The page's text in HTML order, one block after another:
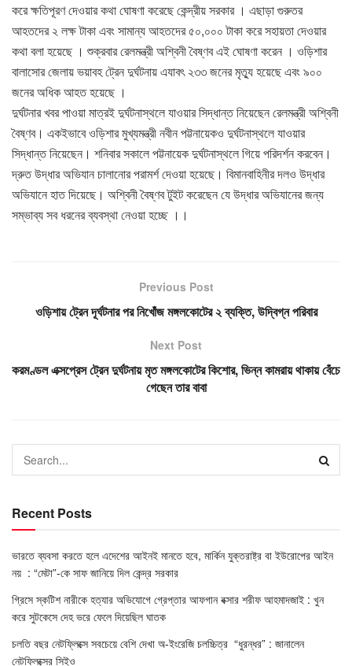
করে ক্ষতিপূরণ দেওয়ার কথা ঘোষণা করেছে কেন্দ্রীয় সরকার । এছাড়া গুরুতর
আহতদের ২ লক্ষ টাকা এবং সামান্য আহতদের ৫০,০০০ টাকা করে সহায়তা দেওয়ার
কথা বলা হয়েছে । শুক্রবার রেলমন্ত্রী অশ্বিনী বৈষ্ণব এই ঘোষণা করেন । ওড়িশার
বালাসোর জেলায় ভয়াবহ ট্রেন দুর্ঘটনায় এযাবৎ ২৩৩ জনের মৃত্যু হয়েছে এবং ৯০০
জনের অধিক আহত হয়েছে ।
দুর্ঘটনার খবর পাওয়া মাত্রই দুর্ঘটনাস্থলে যাওয়ার সিদ্ধান্ত নিয়েছেন রেলমন্ত্রী অশ্বিনী
বৈষ্ণব। একইভাবে ওড়িশার মুখ্যমন্ত্রী নবীন পট্টনায়েকও দুর্ঘটনাস্থলে যাওয়ার
সিদ্ধান্ত নিয়েছেন। শনিবার সকালে পট্টনায়েক দুর্ঘটনাস্থলে গিয়ে পরিদর্শন করবেন।
দ্রুত উদ্ধার অভিযান চালানোর পরামর্শ দেওয়া হয়েছে। বিমানবাহিনীর দলও উদ্ধার
অভিযানে হাত দিয়েছে। অশ্বিনী বৈষ্ণব টুইট করেছেন যে উদ্ধার অভিযানের জন্য
সম্ভাব্য সব ধরনের ব্যবস্থা নেওয়া হচ্ছে ।।
Previous Post
ওড়িশায় ট্রেন দূর্ঘটনার পর নিখোঁজ মঙ্গলকোটের ২ ব্যক্তি, উদ্বিগ্ন পরিবার
Next Post
করমণ্ডল এক্সপ্রেস ট্রেন দুর্ঘটনায় মৃত মঙ্গলকোটের কিশোর, ভিন্ন কামরায় থাকায় বেঁচে
গেছেন তার বাবা
Recent Posts
ভারতে ব্যবসা করতে হলে এদেশের আইনই মানতে হবে, মার্কিন যুক্তরাষ্ট্র বা ইউরোপের আইন
নয় : “মেটা”-কে সাফ জানিয়ে দিল কেন্দ্র সরকার
গ্রিসে স্কটিশ নারীকে হত্যার অভিযোগে গ্রেপ্তার আফগান বক্সার শরীফ আহমাদজাই : খুন
করে সুটকেসে দেহ ভরে ফেলে দিয়েছিল ঘাতক
চলতি বছর নেটফ্লিক্সে সবচেয়ে বেশি দেখা অ-ইংরেজি চলচ্চিত্র “ধুরন্ধর” : জানালেন
নেটফ্লিক্সের সিইও